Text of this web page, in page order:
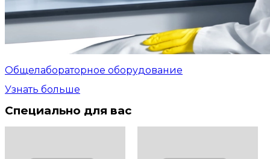
Общелабораторное оборудование
Узнать больше
Специально для вас